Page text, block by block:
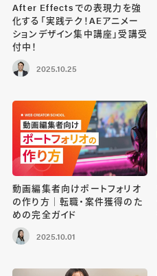
After Effectsでの表現力を強
化する「実践テク！AEアニメー
ションデザイン集中講座」受講受
付中！
2025.10.25
動画編集者向けポートフォリオ
の作り方｜転職・案件獲得のた
めの完全ガイド
2025.10.01